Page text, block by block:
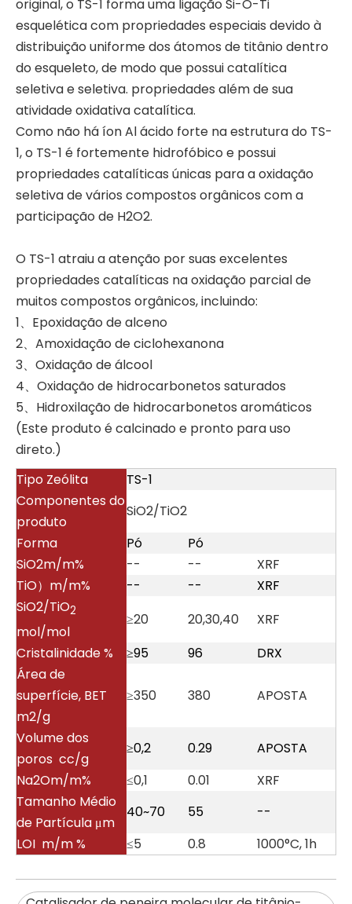
original, o TS-1 forma uma ligação Si-O-Ti
esquelética com propriedades especiais devido à
distribuição uniforme dos átomos de titânio dentro
do esqueleto, de modo que possui catalítica
seletiva e seletiva. propriedades além de sua
atividade oxidativa catalítica.
Como não há íon Al ácido forte na estrutura do TS-
1, o TS-1 é fortemente hidrofóbico e possui
propriedades catalíticas únicas para a oxidação
seletiva de vários compostos orgânicos com a
participação de H2O2.
O TS-1 atraiu a atenção por suas excelentes
propriedades catalíticas na oxidação parcial de
muitos compostos orgânicos, incluindo:
1、Epoxidação de alceno
2、Amoxidação de ciclohexanona
3、Oxidação de álcool
4、Oxidação de hidrocarbonetos saturados
5、Hidroxilação de hidrocarbonetos aromáticos
(Este produto é calcinado e pronto para uso
direto.)
Tipo Zeólita
TS-1
Componentes do
produto
SiO2/TiO2
Forma
Pó
Pó
SiO2m/m%
-- --
XRF
TiO）m/m%
-- --
XRF
SiO2/TiO2
mol/mol
≥20 20,30,40
XRF
Cristalinidade %
≥95 96
DRX
Área de
superfície, BET
m2/g
≥350 380 APOSTA
Volume dos
poros cc/g
≥0,2 0.29
APOSTA
Na2Om/m%
≤0,1 0.01
XRF
Tamanho Médio
de Partícula μm
40~70 55
--
LOI m/m %
≤5 0.8 1000°C, 1h